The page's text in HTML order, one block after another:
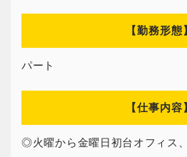
【勤務形態】
パート
【仕事内容】
◎火曜から金曜日初台オフィス